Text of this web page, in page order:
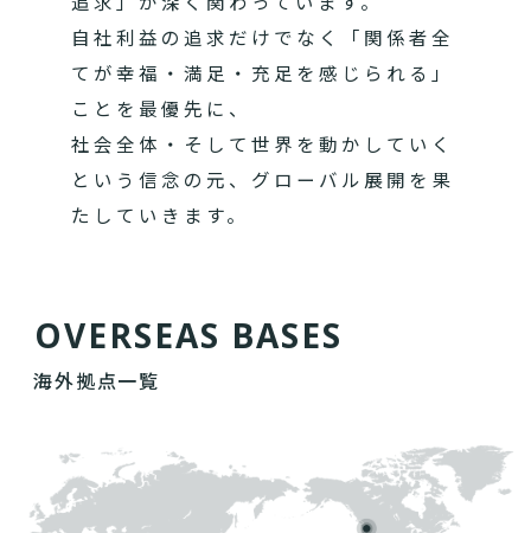
自社利益の追求だけでなく「関係者全
てが幸福・満足・充足を感じられる」
ことを最優先に、
社会全体・そして世界を動かしていく
という信念の元、グローバル展開を果
たしていきます。
OVERSEAS BASES
海外拠点一覧